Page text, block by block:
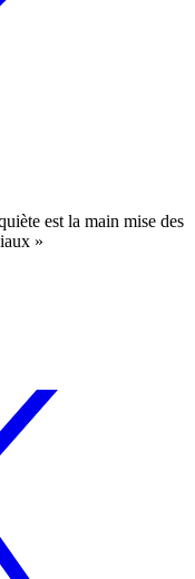
est la main mise des
»